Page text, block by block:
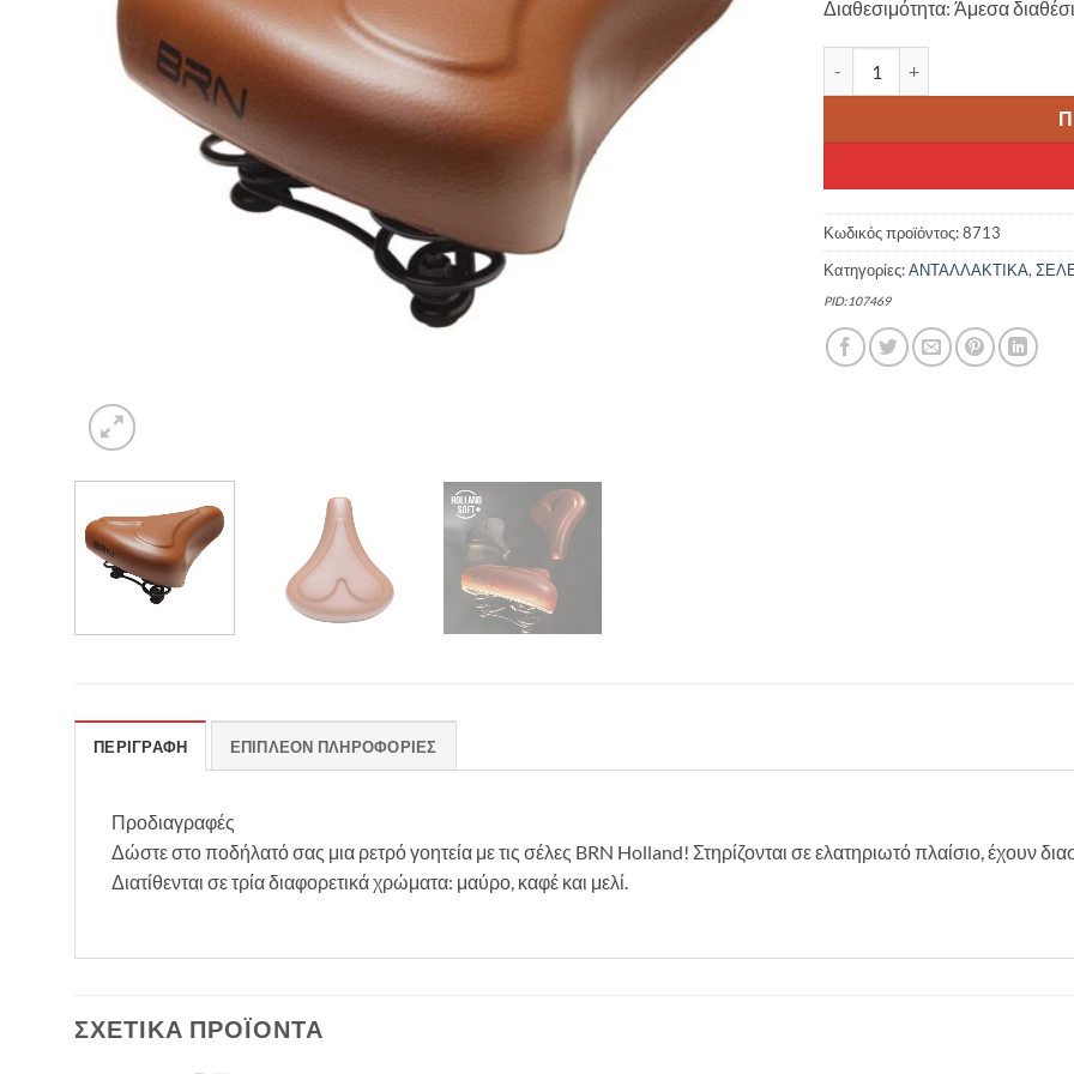
30.00 €.
Διαθεσιμότητα: Άμεσα
Κωδικός προϊόντος:8713
Κατηγορίες:ΑΝΤΑΛΛΑΚΤΙΚΑ,
PID:107469
ΠΕΡΙΓΡΑΦΉ ΕΠΙΠΛΈΟΝ ΠΛΗΡΟΦΟΡΊΕΣ
Προδιαγραφές
Δώστε στο ποδήλατό σας μια ρετρό γοητεία με τις σέλες BRN Holland! Στηρίζονται σε ελατηριωτό πλαίσιο, έχουν
Διατίθενται σε τρία διαφορετικά χρώματα: μαύρο, καφέ και μελί.
ΣΧΕΤΙΚΆ ΠΡΟΪΌΝΤΑ